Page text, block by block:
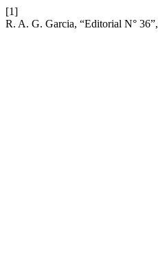
[1]
R. A. G. Garcia, “Editorial N° 36”,